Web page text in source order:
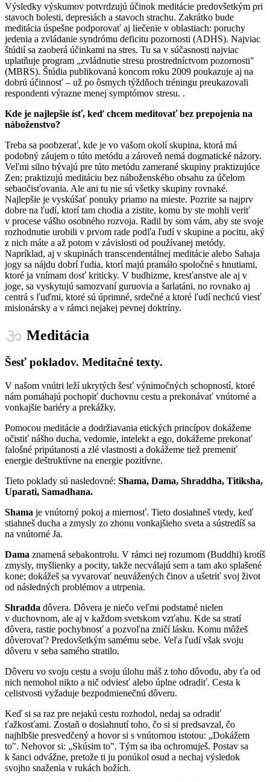
Výsledky výskumov potvrdzujú účinok meditácie predovšetkým pri
stavoch bolesti, depresiách a stavoch strachu. Zakrátko bude
meditácia úspešne podporovať aj liečenie v oblastiach: poruchy
jedenia a zvládanie syndrómu deficitu pozornosti (ADHS). Najviac
štúdií sa zaoberá účinkami na stres. Tu sa v súčasnosti najviac
uplatňuje program „zvládnutie stresu prostredníctvom pozornosti"
(MBRS). Štúdia publikovaná koncom roku 2009 poukazuje aj na
dobrú účinnosť – už po ôsmych týždňoch tréningu preukazovali
respondenti výrazne menej symptómov stresu. .
Kde je najlepšie ísť, keď chcem meditovať bez prepojenia na
náboženstvo?
Treba sa poobzerať, kde je vo vašom okolí skupina, ktorá má
podobný záujem o túto metódu a zároveň nemá dogmatické názory.
Veľmi silno bývajú pre túto metódu zamerané skupiny praktizujúce
Zen; praktizujú meditáciu bez náboženského obsahu za účelom
sebaočisťovania. Ale ani tu nie sú všetky skupiny rovnaké.
Najlepšie je vyskúšať ponuky priamo na mieste. Pozrite sa najprv
dobre na ľudí, ktorí tam chodia a zistite, komu by ste mohli veriť
v procese vášho osobného rozvoja. Radil by som vám, aby ste svoje
rozhodnutie urobili v prvom rade podľa ľudí v skupine a pocitu, aký
z nich máte a až potom v závislosti od používanej metódy.
Napríklad, aj v skupinách transcendentálnej meditácie alebo Sahaja
jogy sa nájdu dobrí ľudia, ktorí majú pramálo spoločné s hnutiami,
ktoré ja vnímam dosť kriticky. V budhizme, kresťanstve ale aj v
joge, sa vyskytujú samozvaní guruovia a šarlatáni, no rovnako aj
centrá s ľuďmi, ktoré sú úprimné, srdečné a ktoré ľudí nechcú viesť
misionársky a v rámci nejakej pevnej doktríny.
Meditácia
Šesť pokladov. Meditačné texty.
V našom vnútri leží ukrytých šesť výnimočných schopností, ktoré
nám pomáhajú pochopiť duchovnu cestu a prekonávať vnútorné a
vonkajšie bariéry a prekážky.
Pomocou meditácie a dodržiavania etických princípov dokážeme
očistiť nášho ducha, vedomie, intelekt a ego, dokážeme prekonať
falošné pripútanosti a zlé vlastnosti a dokážeme tiež premeniť
energie deštruktívne na energie pozitívne.
Tieto poklady sú nasledovné: Shama, Dama, Shraddha, Titiksha,
Uparati, Samadhana.
Shama je vnútorný pokoj a miernosť. Tieto dosiahneš vtedy, keď
stiahneš ducha a zmysly zo zhonu vonkajšieho sveta a sústredíš sa
na vnútorné Ja.
Dama znamená sebakontrolu. V rámci nej rozumom (Buddhi) krotíš
zmysly, myšlienky a pocity, takže necválajú sem a tam ako splašené
kone; dokážeš sa vyvarovať neuvážených činov a ušetriť svoj život
od následných problémov a utrpenia.
Shradda dôvera. Dôvera je niečo veľmi podstatné nielen
v duchovnom, ale aj v každom svetskom vzťahu. Kde sa stratí
dôvera, rastie pochybnosť a pozvoľna zničí lásku. Komu môžeš
dôverovať? Predovšetkým samému sebe. Veľa ľudí však svoju
dôveru v seba samého stratilo.
Dôveru vo svoju cestu a svoju úlohu máš z toho dôvodu, aby ťa od
nich nemohol nikto a nič odviesť alebo úplne odradiť. Cesta k
celistvosti vyžaduje bezpodmienečnú dôveru.
Keď si sa raz pre nejakú cestu rozhodol, nedaj sa odradiť
ťažkosťami. Zostaň o dosiahnutí toho, čo si si predsavzal, čo
najhlbšie presvedčený a hovor si s vnútornou istotou: „Dokážem
to". Nehovor si: „Skúsim to". Tým sa iba ochromuješ. Postav sa
k šanci odvážne, pretože ti ju ponúkol osud a nechaj výsledok
svojho snaženia v rukách božích.